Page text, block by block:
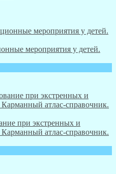
мероприятия у детей.
при экстренных и
атлас-справочник.